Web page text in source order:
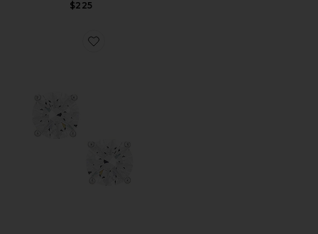
$225
Favorite JULIETTE スタッズイヤリング